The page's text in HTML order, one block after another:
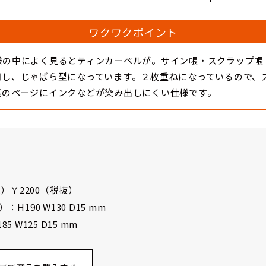
ワクワクポイント
中によく見るとティンカーベルが。サイン帳・スクラップ
、じゃばら型になっています。２枚重ねになっているので
ページにインクなどが染み出しにくい仕様です。
￥2200（税抜）
：H190 W130 D15 mm
W125 D15 mm